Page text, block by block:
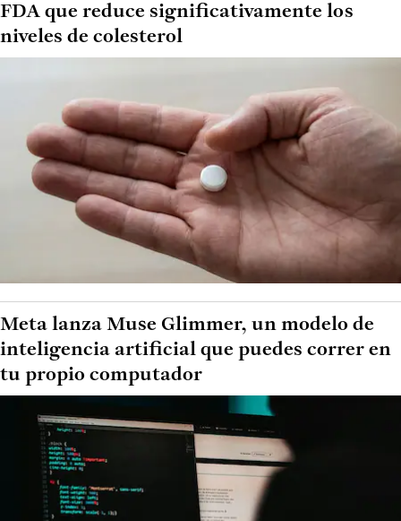
FDA que reduce significativamente los
niveles de colesterol
Meta lanza Muse Glimmer, un modelo de
inteligencia artificial que puedes correr en
tu propio computador